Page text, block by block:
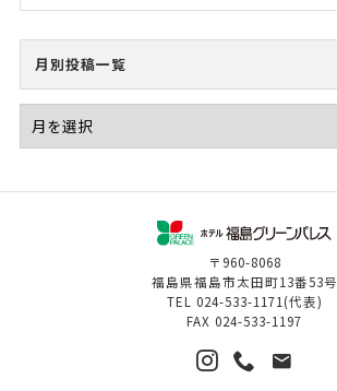
月別投稿一覧
〒960-8068
福島県福島市太田町13番53号
TEL 024-533-1171 (代表)
FAX 024-533-1197